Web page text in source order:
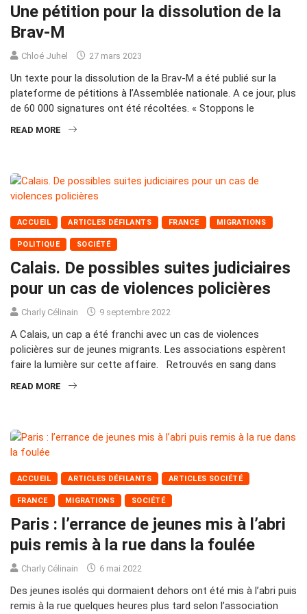
Une pétition pour la dissolution de la
Brav-M
Chloé Juhel 27 mars 2023
Un texte pour la dissolution de la Brav-M a été publié sur la
plateforme de pétitions à l’Assemblée nationale. A ce jour, plus
de 60 000 signatures ont été récoltées. « Stoppons le
READ MORE
ACCUEIL ARTICLES DÉFILANTS FRANCE MIGRATIONS
POLITIQUE SOCIÉTÉ
Calais. De possibles suites judiciaires
pour un cas de violences policières
Charly Célinain 9 septembre 2022
A Calais, un cap a été franchi avec un cas de violences
policières sur de jeunes migrants. Les associations espèrent
faire la lumière sur cette affaire. Retrouvés en sang dans
READ MORE
ACCUEIL ARTICLES DÉFILANTS ARTICLES SOCIÉTÉ
FRANCE MIGRATIONS SOCIÉTÉ
Paris : l’errance de jeunes mis à l’abri
puis remis à la rue dans la foulée
Charly Célinain 6 mai 2022
Des jeunes isolés qui dormaient dehors ont été mis à l’abri puis
remis à la rue quelques heures plus tard selon l’association